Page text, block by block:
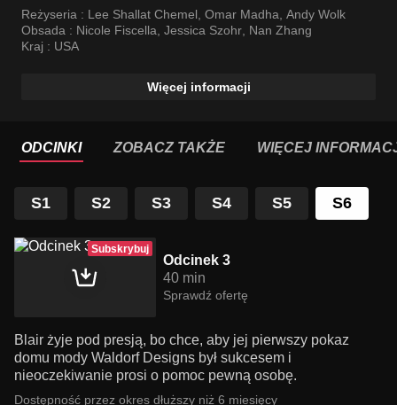
Reżyseria : Lee Shallat Chemel Omar Madha Andy Wolk
Obsada : Nicole Fiscella Jessica Szohr Nan Zhang
Kraj : USA
Więcej informacji
ODCINKI ZOBACZ TAKŻE WIĘCEJ
S1 S2 S3 S4 S5 S6
Subskrybuj
Odcinek 3
40 min
Sprawdź ofertę
Blair żyje pod presją, bo chce, aby jej pierwszy pokaz
domu mody Waldorf Designs był sukcesem i
nieoczekiwanie prosi o pomoc pewną osobę.
Dostępność przez okres dłuższy niż 6 miesięcy